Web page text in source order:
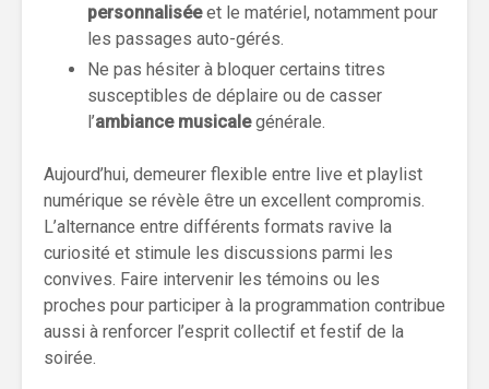
personnaliséeet le matériel, notamment pour
les passages auto-gérés.
Ne pas hésiter à bloquer certains titres
susceptibles de déplaire ou de casser
l’ambiance musicalegénérale.
Aujourd’hui, demeurer flexible entre live et playlist
numérique se révèle être un excellent compromis.
L’alternance entre différents formats ravive la
curiosité et stimule les discussions parmi les
convives. Faire intervenir les témoins ou les
proches pour participer à la programmation contribue
aussi à renforcer l’esprit collectif et festif de la
soirée.